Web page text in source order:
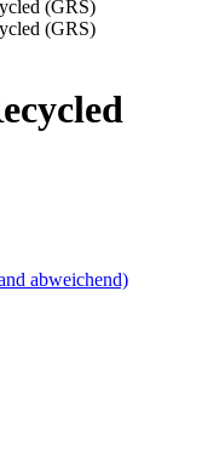
abweichend)